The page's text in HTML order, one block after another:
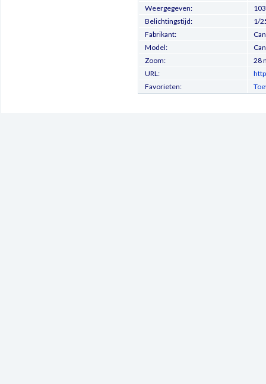
Weergegeven:
Belichtingstijd:
1/
Fabrikant:
Model:
Zoom:
28
URL:
Favorieten: